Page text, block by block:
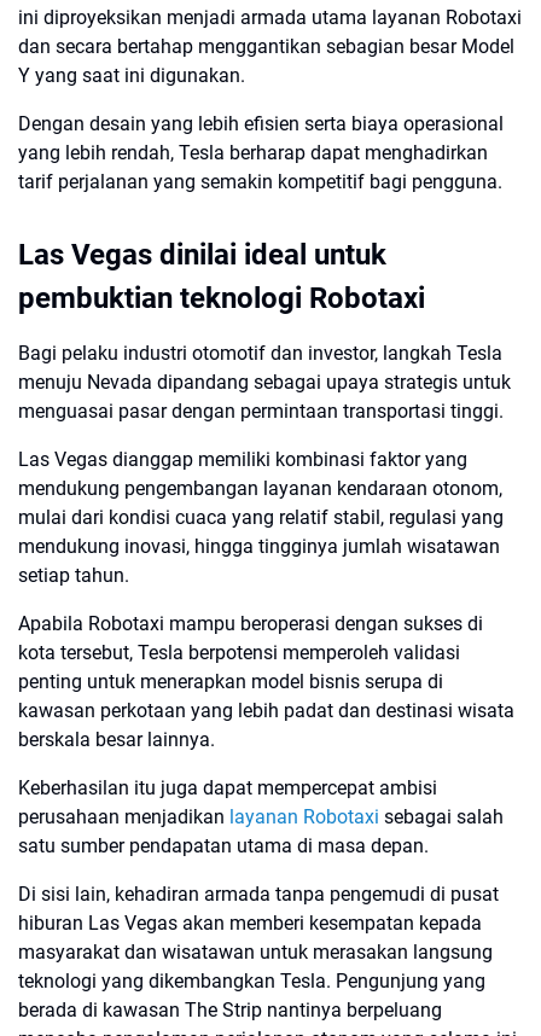
ini diproyeksikan menjadi armada utama layanan Robotaxi
dan secara bertahap menggantikan sebagian besar Model
Y yang saat ini digunakan.
Dengan desain yang lebih efisien serta biaya operasional
yang lebih rendah, Tesla berharap dapat menghadirkan
tarif perjalanan yang semakin kompetitif bagi pengguna.
Las Vegas dinilai ideal untuk
pembuktian teknologi Robotaxi
Bagi pelaku industri otomotif dan investor, langkah Tesla
menuju Nevada dipandang sebagai upaya strategis untuk
menguasai pasar dengan permintaan transportasi tinggi.
Las Vegas dianggap memiliki kombinasi faktor yang
mendukung pengembangan layanan kendaraan otonom,
mulai dari kondisi cuaca yang relatif stabil, regulasi yang
mendukung inovasi, hingga tingginya jumlah wisatawan
setiap tahun.
Apabila Robotaxi mampu beroperasi dengan sukses di
kota tersebut, Tesla berpotensi memperoleh validasi
penting untuk menerapkan model bisnis serupa di
kawasan perkotaan yang lebih padat dan destinasi wisata
berskala besar lainnya.
Keberhasilan itu juga dapat mempercepat ambisi
perusahaan menjadikan layanan Robotaxi sebagai salah
satu sumber pendapatan utama di masa depan.
Di sisi lain, kehadiran armada tanpa pengemudi di pusat
hiburan Las Vegas akan memberi kesempatan kepada
masyarakat dan wisatawan untuk merasakan langsung
teknologi yang dikembangkan Tesla. Pengunjung yang
berada di kawasan The Strip nantinya berpeluang